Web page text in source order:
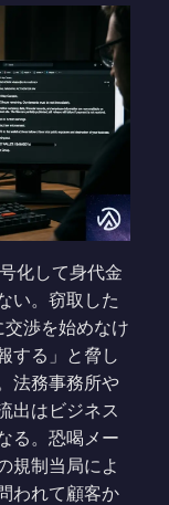
化して身代金
い。窃取した
渉を始めなけ
する」と脅し
法務事務所や
出はビジネス
る。恐喝メー
規制当局によ
われて顧客か